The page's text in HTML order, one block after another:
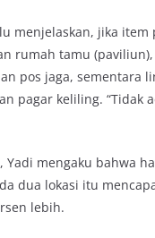
menjelaskan, jika
rumah tamu
pos jaga, sementara
pagar keliling.
Yadi mengaku bahwa
dua lokasi itu
lebih.